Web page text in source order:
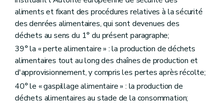
aliments et fixant des procédures relatives à la sécurité
des denrées alimentaires, qui sont devenues des
déchets au sens du 1° du présent paragraphe;
39° la « perte alimentaire » : la production de déchets
alimentaires tout au long des chaînes de production et
d'approvisionnement, y compris les pertes après récolte;
40° le « gaspillage alimentaire » : la production de
déchets alimentaires au stade de la consommation;